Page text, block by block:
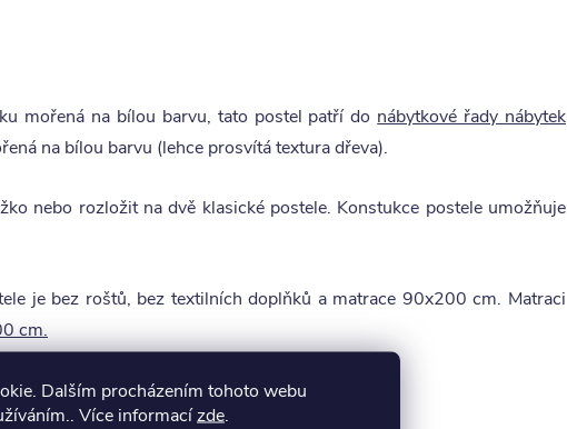
Dalším procházením tohoto webu
Více informacízde.
mořená na bílou barvu, tato postel patří do nábytkové řady nábytek
na bílou barvu (lehce prosvítá textura dřeva).
nebo rozložit na dvě klasické postele. Konstukce postele umožňuje
je bez roštů, bez textilních doplňků a matrace 90x200 cm. Matraci
cm.